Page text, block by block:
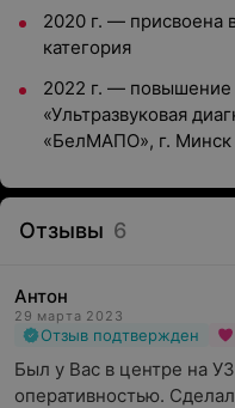
2020 г. — присвоена
категория
2022 г. — повышение
«Ультразвуковая
«БелМАПО», г. Минск
Отзывы 6
Антон
29 марта 2023
Отзыв подтвержден
Был у Вас в центре на
оперативностью.